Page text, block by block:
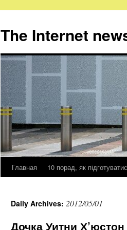
The Internet
Skip
content
Главная 10 порад, як
Daily Archives: 2012/05/01
Дочка Уитни